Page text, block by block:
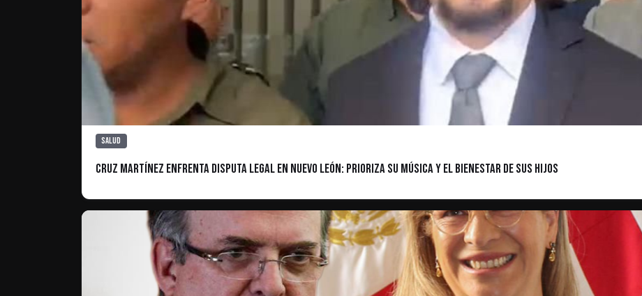
Salud
Cruz Martínez Enfrenta Disputa Legal en Nuevo León: Prioriza su Música y el Bienestar de sus Hijos